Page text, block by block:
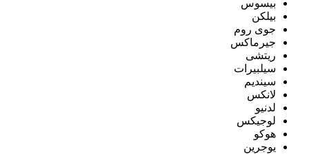
بيسوس
بيلكن
جوى روم
جيرماكس
ريتشى
سيلبيرات
سينديم
لانكس
لدنيو
لوجيكس
هوكو
يوجرين